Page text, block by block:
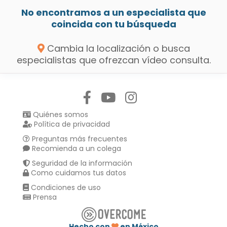
No encontramos a un especialista que
coincida con tu búsqueda
Cambia la localización o busca
especialistas que ofrezcan vídeo consulta.
Quiénes somos
Política de privacidad
Preguntas más frecuentes
Recomienda a un colega
Seguridad de la información
Como cuidamos tus datos
Condiciones de uso
Prensa